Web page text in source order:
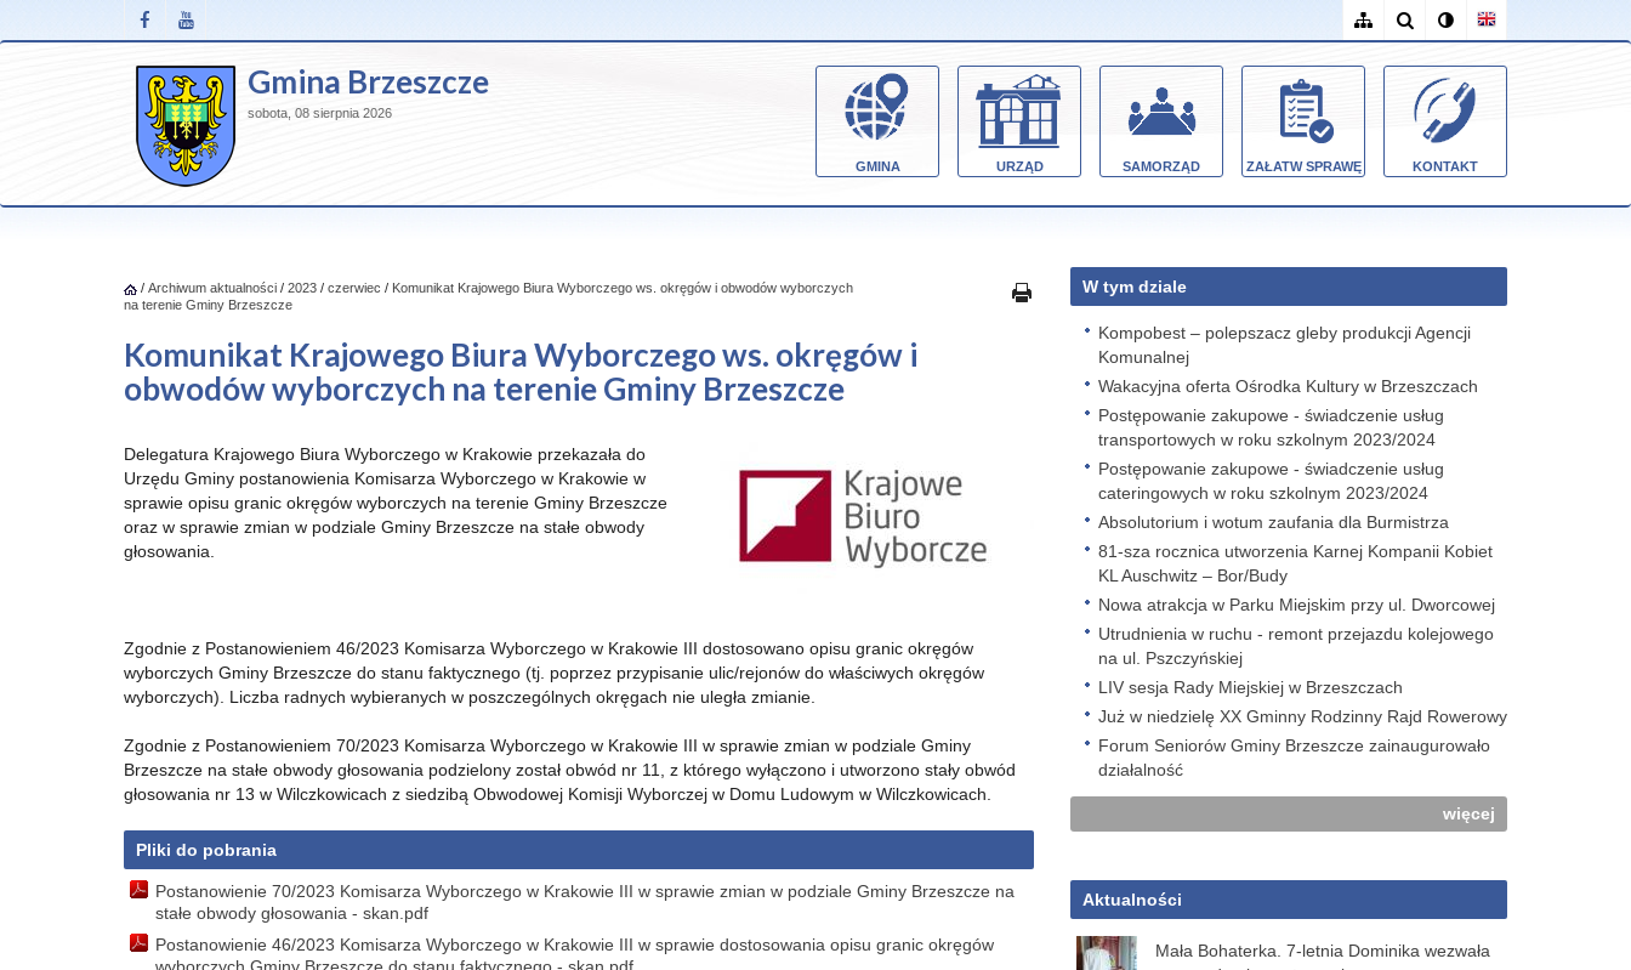
Gmina Brzeszcze
sobota, 08 sierpnia 2026
GMINA URZĄD SAMORZĄD ZAŁATW SPRAWĘ KONTAKT
/ Archiwum aktualności / 2023 / czerwiec / Komunikat Krajowego Biura Wyborczego ws. okręgów i obwodów wyborczych
na terenie Gminy Brzeszcze
Komunikat Krajowego Biura Wyborczego ws. okręgów i
obwodów wyborczych na terenie Gminy Brzeszcze
Delegatura Krajowego Biura Wyborczego w Krakowie przekazała do
Urzędu Gminy postanowienia Komisarza Wyborczego w Krakowie w
sprawie opisu granic okręgów wyborczych na terenie Gminy Brzeszcze
oraz w sprawie zmian w podziale Gminy Brzeszcze na stałe obwody
głosowania.
Zgodnie z Postanowieniem 46/2023 Komisarza Wyborczego w Krakowie III dostosowano opisu granic okręgów
wyborczych Gminy Brzeszcze do stanu faktycznego (tj. poprzez przypisanie ulic/rejonów do właściwych okręgów
wyborczych). Liczba radnych wybieranych w poszczególnych okręgach nie uległa zmianie.
Zgodnie z Postanowieniem 70/2023 Komisarza Wyborczego w Krakowie III w sprawie zmian w podziale Gminy
Brzeszcze na stałe obwody głosowania podzielony został obwód nr 11, z którego wyłączono i utworzono stały obwód
głosowania nr 13 w Wilczkowicach z siedzibą Obwodowej Komisji Wyborczej w Domu Ludowym w Wilczkowicach.
Pliki do pobrania
Postanowienie 70/2023 Komisarza Wyborczego w Krakowie III w sprawie zmian w podziale Gminy Brzeszcze na
stałe obwody głosowania - skan.pdf
Postanowienie 46/2023 Komisarza Wyborczego w Krakowie III w sprawie dostosowania opisu granic okręgów
W tym dziale
Kompobest – polepszacz gleby produkcji Agencji
Komunalnej
Wakacyjna oferta Ośrodka Kultury w Brzeszczach
Postępowanie zakupowe - świadczenie usług
transportowych w roku szkolnym 2023/2024
Postępowanie zakupowe - świadczenie usług
cateringowych w roku szkolnym 2023/2024
Absolutorium i wotum zaufania dla Burmistrza
81-sza rocznica utworzenia Karnej Kompanii Kobiet
KL Auschwitz – Bor/Budy
Nowa atrakcja w Parku Miejskim przy ul. Dworcowej
Utrudnienia w ruchu - remont przejazdu kolejowego
na ul. Pszczyńskiej
LIV sesja Rady Miejskiej w Brzeszczach
Już w niedzielę XX Gminny Rodzinny Rajd Rowerowy
Forum Seniorów Gminy Brzeszcze zainaugurowało
działalność
więcej
Aktualności
Mała Bohaterka. 7-letnia Dominika wezwała